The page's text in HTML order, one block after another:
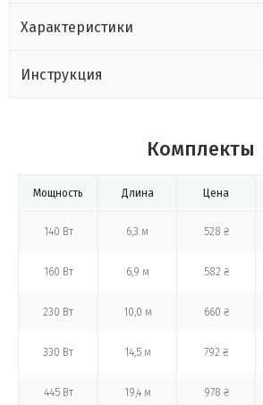
Характеристики
Инструкция
Комплекты
Мощность Длина Цена
140 Вт 6,3 м 528 ₴
160 Вт 6,9 м 582 ₴
230 Вт 10,0 м 660 ₴
330 Вт 14,5 м 792 ₴
445 Вт 19,4 м 978 ₴